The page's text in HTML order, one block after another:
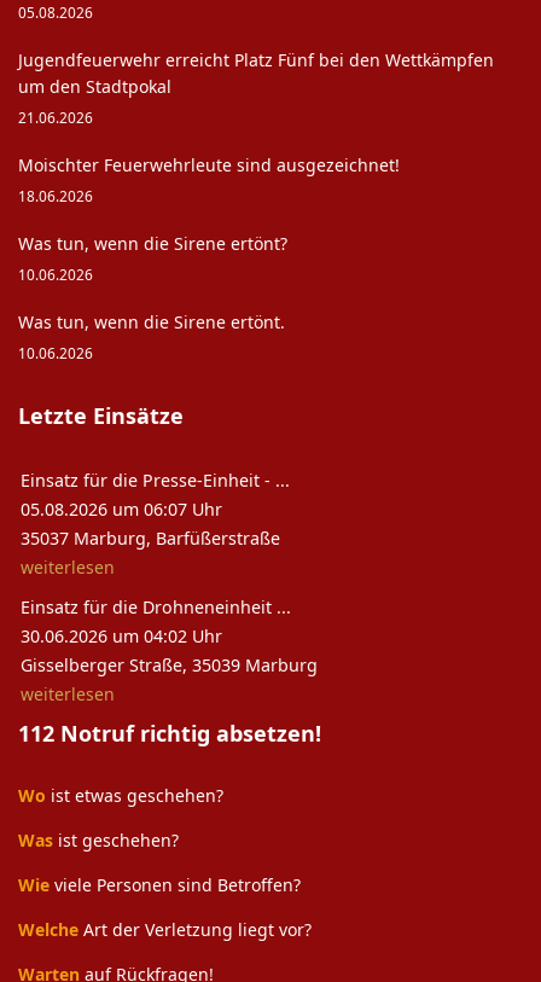
05.08.2026
Jugendfeuerwehr erreicht Platz Fünf bei den Wettkämpfen
um den Stadtpokal
21.06.2026
Moischter Feuerwehrleute sind ausgezeichnet!
18.06.2026
Was tun, wenn die Sirene ertönt?
10.06.2026
Was tun, wenn die Sirene ertönt.
10.06.2026
Letzte Einsätze
Einsatz für die Presse-Einheit - ...
05.08.2026 um 06:07 Uhr
35037 Marburg, Barfüßerstraße
weiterlesen
Einsatz für die Drohneneinheit ...
30.06.2026 um 04:02 Uhr
Gisselberger Straße, 35039 Marburg
weiterlesen
112 Notruf richtig absetzen!
Wo ist etwas geschehen?
Was ist geschehen?
Wie viele Personen sind Betroffen?
Welche Art der Verletzung liegt vor?
Warten auf Rückfragen!